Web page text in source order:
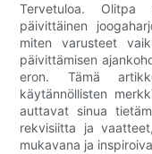
Tervetuloa. Olitpa
päivittäinen
miten varusteet
päivittämisen
eron. Tämä
käytännöllisten
auttavat sinua
rekvisiitta ja
mukavana ja